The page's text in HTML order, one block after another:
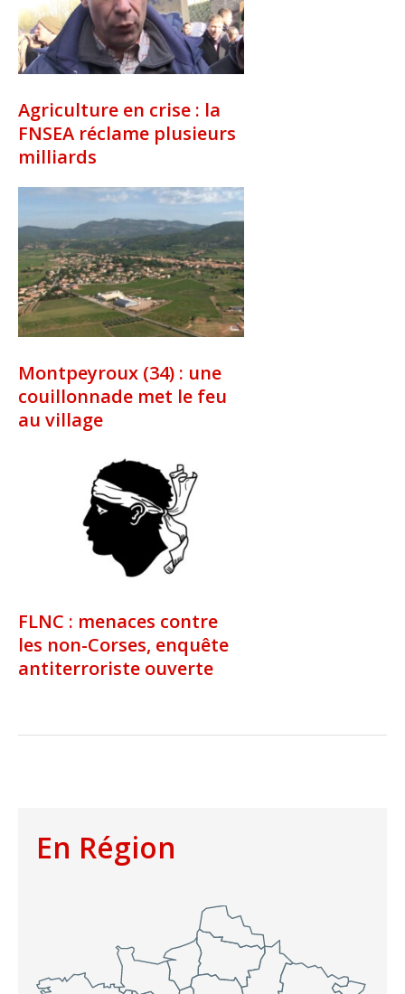
Agriculture en crise : la
FNSEA réclame plusieurs
milliards
Montpeyroux (34) : une
couillonnade met le feu
au village
FLNC : menaces contre
les non-Corses, enquête
antiterroriste ouverte
En Région